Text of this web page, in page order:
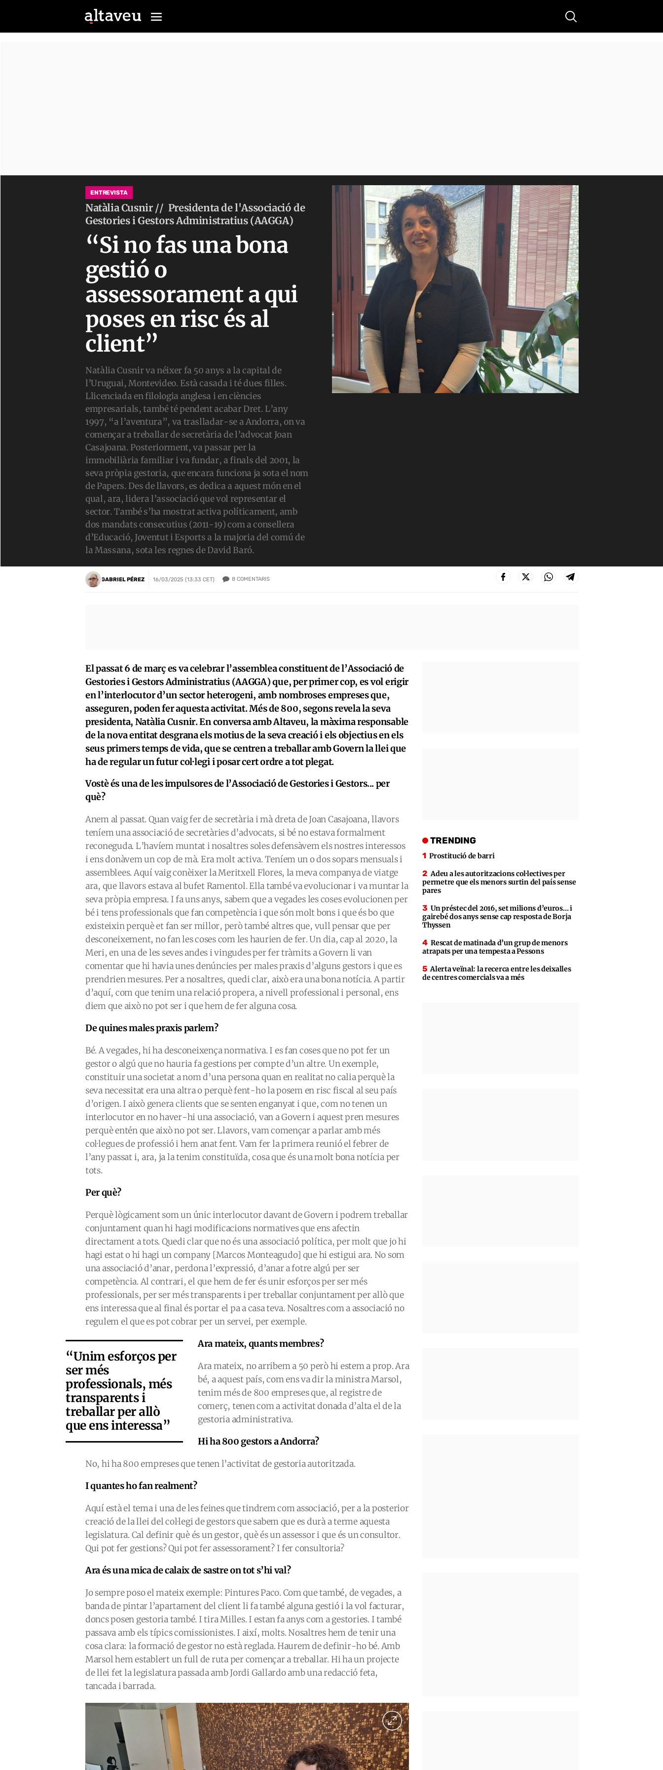
Buscar
ENTREVISTA
Natàlia Cusnir // Presidenta de l'Associació de
Gestories i Gestors Administratius (AAGGA)
“Si no fas una bona
gestió o
assessorament a qui
poses en risc és al
client”
Natàlia Cusnir va néixer fa 50 anys a la capital de
l’Uruguai, Montevideo. Està casada i té dues filles.
Llicenciada en filologia anglesa i en ciències
empresarials, també té pendent acabar Dret. L’any
1997, “a l’aventura”, va traslladar-se a Andorra, on va
començar a treballar de secretària de l’advocat Joan
Casajoana. Posteriorment, va passar per la
immobiliària familiar i va fundar, a finals del 2001, la
seva pròpia gestoria, que encara funciona ja sota el nom
de Papers. Des de llavors, es dedica a aquest món en el
qual, ara, lidera l’associació que vol representar el
sector. També s’ha mostrat activa políticament, amb
dos mandats consecutius (2011-19) com a consellera
d’Educació, Joventut i Esports a la majoria del comú de
la Massana, sota les regnes de David Baró.
GABRIEL PÉREZ 16/03/2025 (13:33 CET) 8 COMENTARIS
El passat 6 de març es va celebrar l’assemblea constituent de l’Associació de
Gestories i Gestors Administratius (AAGGA) que, per primer cop, es vol erigir
en l’interlocutor d’un sector heterogeni, amb nombroses empreses que,
asseguren, poden fer aquesta activitat. Més de 800, segons revela la seva
presidenta, Natàlia Cusnir. En conversa amb Altaveu, la màxima responsable
de la nova entitat desgrana els motius de la seva creació i els objectius en els
seus primers temps de vida, que se centren a treballar amb Govern la llei que
ha de regular un futur col·legi i posar cert ordre a tot plegat.
Vostè és una de les impulsores de l’Associació de Gestories i Gestors... per
què?
Anem al passat. Quan vaig fer de secretària i mà dreta de Joan Casajoana, llavors
teníem una associació de secretàries d’advocats, si bé no estava formalment
reconeguda. L’havíem muntat i nosaltres soles defensàvem els nostres interessos
i ens donàvem un cop de mà. Era molt activa. Teníem un o dos sopars mensuals i
assemblees. Aquí vaig conèixer la Meritxell Flores, la meva companya de viatge
ara, que llavors estava al bufet Ramentol. Ella també va evolucionar i va muntar la
seva pròpia empresa. I fa uns anys, sabem que a vegades les coses evolucionen per
bé i tens professionals que fan competència i que són molt bons i que és bo que
existeixin perquè et fan ser millor, però també altres que, vull pensar que per
desconeixement, no fan les coses com les haurien de fer. Un dia, cap al 2020, la
Meri, en una de les seves andes i vingudes per fer tràmits a Govern li van
comentar que hi havia unes denúncies per males praxis d’alguns gestors i que es
prendrien mesures. Per a nosaltres, quedi clar, això era una bona notícia. A partir
d’aquí, com que tenim una relació propera, a nivell professional i personal, ens
diem que això no pot ser i que hem de fer alguna cosa.
De quines males praxis parlem?
Bé. A vegades, hi ha desconeixença normativa. I es fan coses que no pot fer un
gestor o algú que no hauria fa gestions per compte d’un altre. Un exemple,
constituir una societat a nom d’una persona quan en realitat no calia perquè la
seva necessitat era una altra o perquè fent-ho la posem en risc fiscal al seu país
d’origen. I això genera clients que se senten enganyat i que, com no tenen un
interlocutor en no haver-hi una associació, van a Govern i aquest pren mesures
perquè entén que això no pot ser. Llavors, vam començar a parlar amb més
col·legues de professió i hem anat fent. Vam fer la primera reunió el febrer de
l’any passat i, ara, ja la tenim constituïda, cosa que és una molt bona notícia per
tots.
Per què?
Perquè lògicament som un únic interlocutor davant de Govern i podrem treballar
conjuntament quan hi hagi modificacions normatives que ens afectin
directament a tots. Quedi clar que no és una associació política, per molt que jo hi
hagi estat o hi hagi un company [Marcos Monteagudo] que hi estigui ara. No som
una associació d’anar, perdona l’expressió, d’anar a fotre algú per ser
competència. Al contrari, el que hem de fer és unir esforços per ser més
professionals, per ser més transparents i per treballar conjuntament per allò que
ens interessa que al final és portar el pa a casa teva. Nosaltres com a associació no
regulem el que es pot cobrar per un servei, per exemple.
“Unim esforços per
ser més
professionals, més
transparents i
treballar per allò
que ens interessa”
Ara mateix, quants membres?
Ara mateix, no arribem a 50 però hi estem a prop. Ara
bé, a aquest país, com ens va dir la ministra Marsol,
tenim més de 800 empreses que, al registre de
comerç, tenen com a activitat donada d’alta el de la
gestoria administrativa.
Hi ha 800 gestors a Andorra?
No, hi ha 800 empreses que tenen l’activitat de gestoria autoritzada.
I quantes ho fan realment?
Aquí està el tema i una de les feines que tindrem com associació, per a la posterior
creació de la llei del col·legi de gestors que sabem que es durà a terme aquesta
legislatura. Cal definir què és un gestor, què és un assessor i que és un consultor.
Qui pot fer gestions? Qui pot fer assessorament? I fer consultoria?
Ara és una mica de calaix de sastre on tot s’hi val?
Jo sempre poso el mateix exemple: Pintures Paco. Com que també, de vegades, a
banda de pintar l’apartament del client li fa també alguna gestió i la vol facturar,
doncs posen gestoria també. I tira Milles. I estan fa anys com a gestories. I també
passava amb els típics comissionistes. I així, molts. Nosaltres hem de tenir una
cosa clara: la formació de gestor no està reglada. Haurem de definir-ho bé. Amb
Marsol hem establert un full de ruta per començar a treballar. Hi ha un projecte
de llei fet la legislatura passada amb Jordi Gallardo amb una redacció feta,
tancada i barrada.
TRENDING
Prostitució de barri
Adeu a les autoritzacions col·lectives per
permetre que els menors surtin del país sense
pares
Un préstec del 2016, set milions d’euros… i
gairebé dos anys sense cap resposta de Borja
Thyssen
Rescat de matinada d’un grup de menors
atrapats per una tempesta a Pessons
Alerta veïnal: la recerca entre les deixalles
de centres comercials va a més